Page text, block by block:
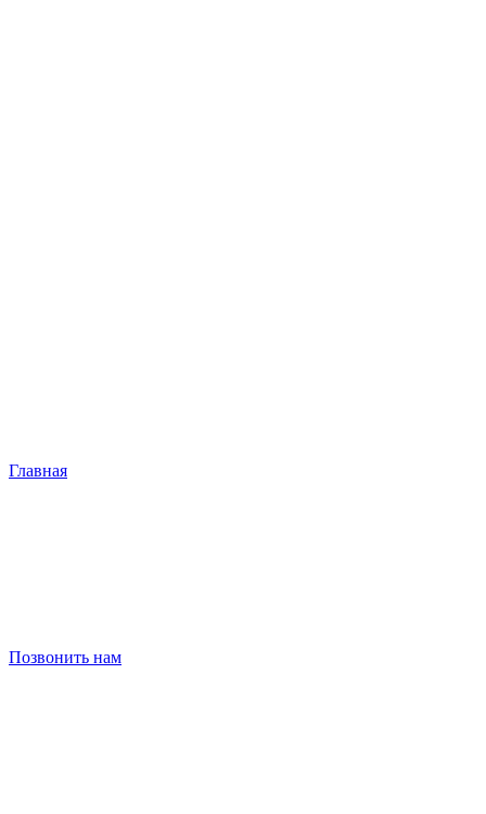
Главная
Позвонить нам